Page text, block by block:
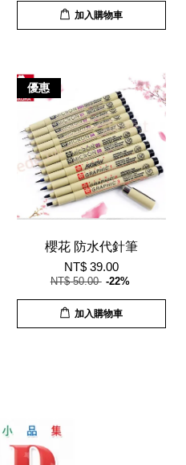
加入購物車
優惠
櫻花 防水代針筆
NT$ 39.00
NT$ 50.00 -22%
加入購物車